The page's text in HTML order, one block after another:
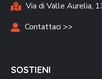
Via di Valle Aurelia,
Contattaci >>
SOSTIENI